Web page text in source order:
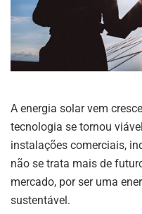
A energia solar vem
tecnologia se tornou
instalações comerciais,
não se trata mais de
mercado, por ser uma
sustentável.